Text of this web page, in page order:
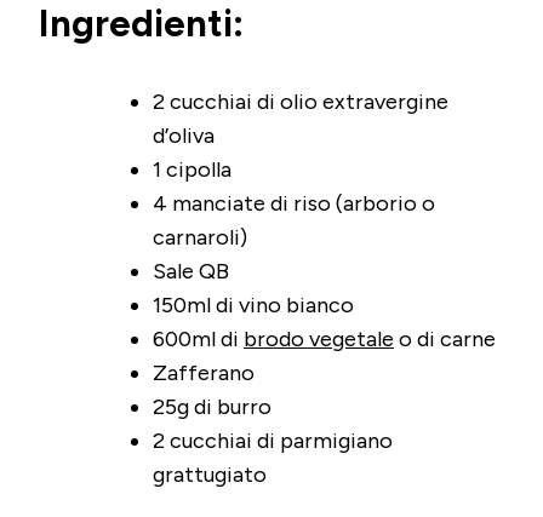
Ingredienti:
2 cucchiai di olio extravergine
d’oliva
1 cipolla
4 manciate di riso (arborio o
carnaroli)
Sale QB
150ml di vino bianco
600ml di brodo vegetale o di carne
Zafferano
25g di burro
2 cucchiai di parmigiano
grattugiato